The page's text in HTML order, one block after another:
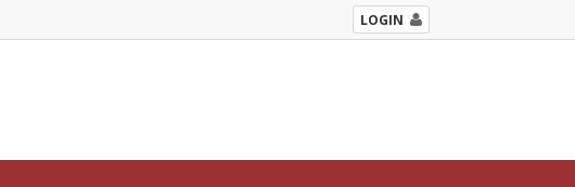
LOGIN